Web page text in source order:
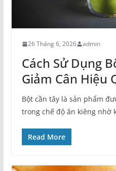
26 Tháng 6, 2026 admin
Cách Sử Dụng
Giảm Cân Hiệu
Bột cần tây là sản phẩm
trong chế độ ăn kiêng nhờ
Read More